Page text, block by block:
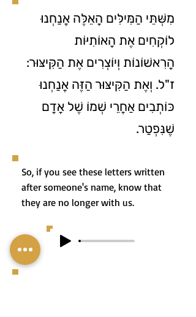
מִשְּׁתֵּי הַמִּילִּים הָאֵלֶּה אֲנַחְנוּ
לוֹקְחִים אֶת הָאוֹתִיּוֹת
הָרִאשׁוֹנוֹת וְיוֹצְרִים אֶת הַקִּיצּוּר:
ז"ל. וְאֶת הַקִּיצּוּר הַזֶּה אֲנַחְנוּ
כּוֹתְבִים אַחֲרֵי שְׁמוֹ שֶׁל אָדָם
שֶׁנִּפְטַר.
So, if you see these letters written
after someone's name, know that
they are no longer with us.